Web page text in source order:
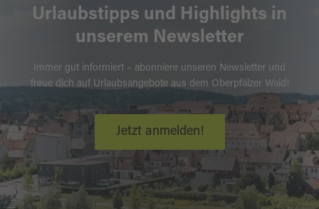
Urlaubstipps und Highlights in
unserem Newsletter
Immer gut informiert – abonniere unseren Newsletter und
freue dich auf Urlaubsangebote aus dem Oberpfälzer Wald!
Jetzt anmelden!